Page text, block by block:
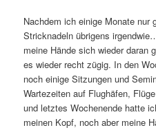
Nachdem ich einige Monate
Stricknadeln übrigens
meine Hände sich wieder daran
es wieder recht zügig. In den
noch einige Sitzungen und
Wartezeiten auf Flughäfen,
und letztes Wochenende hatte
meinen Kopf, noch aber meine